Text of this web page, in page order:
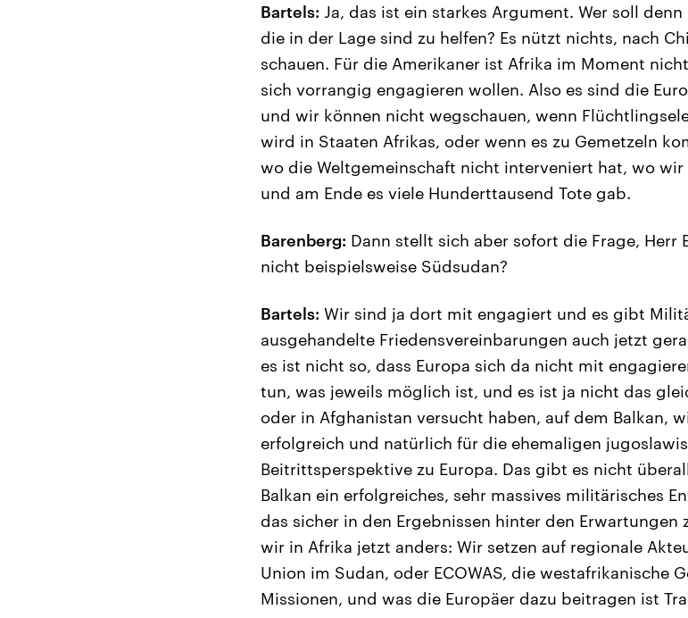
Bartels: Ja, das ist ein starkes Argument. Wer soll
die in der Lage sind zu helfen? Es nützt nichts, nach
schauen. Für die Amerikaner ist Afrika im Moment
sich vorrangig engagieren wollen. Also es sind die
und wir können nicht wegschauen, wenn
wird in Staaten Afrikas, oder wenn es zu Gemetzeln
wo die Weltgemeinschaft nicht interveniert hat, wo
und am Ende es viele Hunderttausend Tote gab.
Barenberg: Dann stellt sich aber sofort die Frage, Herr
nicht beispielsweise Südsudan?
Bartels: Wir sind ja dort mit engagiert und es gibt
ausgehandelte Friedensvereinbarungen auch jetzt
es ist nicht so, dass Europa sich da nicht mit
tun, was jeweils möglich ist, und es ist ja nicht das
oder in Afghanistan versucht haben, auf dem Balkan,
erfolgreich und natürlich für die ehemaligen
Beitrittsperspektive zu Europa. Das gibt es nicht
Balkan ein erfolgreiches, sehr massives militärisches
das sicher in den Ergebnissen hinter den Erwartungen
wir in Afrika jetzt anders: Wir setzen auf regionale
Union im Sudan, oder ECOWAS, die westafrikanische
Missionen, und was die Europäer dazu beitragen ist